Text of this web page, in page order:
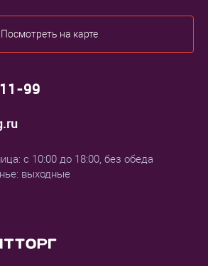
Посмотреть на карте
99
с 10:00 до 18:00, без обеда
выходные